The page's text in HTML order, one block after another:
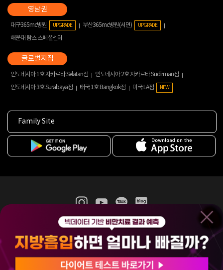
대구365mc병원 UPGRADE 부산365mc병원(서면) UPGRADE
해운대 람스 스페셜센터
인도네시아 1호 자카르타 Selatan점
인도네시아 2호 자카르타 Sudirman점
인도네시아 3호 Surabaya점
태국 1호 Bangkok점 미국 LA점 NEW
Family Site
365mc 병·의원 이용약관
홈페이지 이용약관
비급여진료수가
(주)365mcㅣ서울특별시 서초구 서초대로52길 7, 3~4층(서초동, 제일빌딩)
120-87-04354ㅣ김남철